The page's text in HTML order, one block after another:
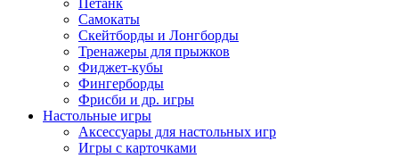
Петанк
Самокаты
Скейтборды и Лонгборды
Тренажеры для прыжков
Фиджет-кубы
Фингерборды
Фрисби и др. игры
Настольные игры
Аксессуары для настольных игр
Игры с карточками